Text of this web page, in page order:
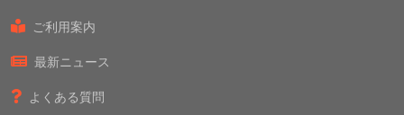
ご利用案内
最新ニュース
よくある質問